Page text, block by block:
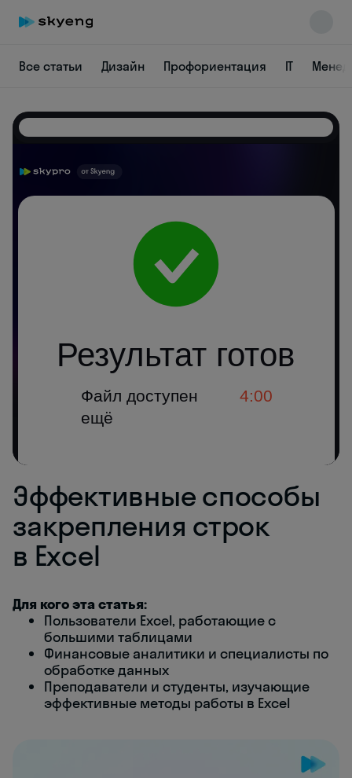
Все статьи Дизайн Профориентация IT
Эффективные способы
закрепления строк
в Excel
Для кого эта статья:
Пользователи Excel, работающие с
большими таблицами
Финансовые аналитики и специалисты по
обработке данных
Преподаватели и студенты, изучающие
эффективные методы работы в Excel